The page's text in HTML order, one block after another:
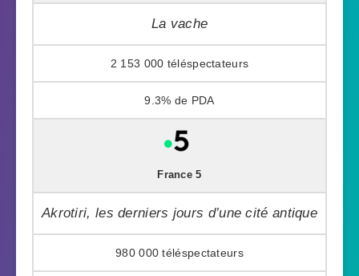
La vache
2 153 000
9.3%
France 5
Akrotiri, les derniers jours d’une cité antique
980 000